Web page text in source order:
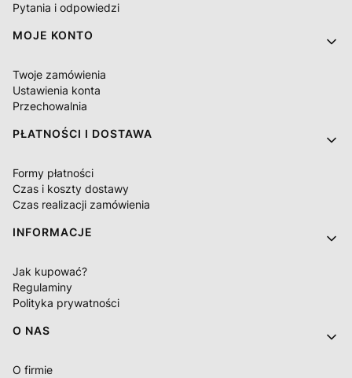
Pytania i odpowiedzi
MOJE KONTO
Twoje zamówienia
Ustawienia konta
Przechowalnia
PŁATNOŚCI I DOSTAWA
Formy płatności
Czas i koszty dostawy
Czas realizacji zamówienia
INFORMACJE
Jak kupować?
Regulaminy
Polityka prywatności
O NAS
O firmie